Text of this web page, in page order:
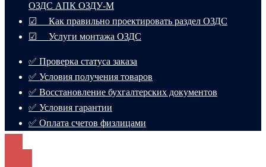
ОЗДС АПК ОЗДУ-М
☑ Как правильно проектировать раздел ОЗДС
☑ Услуги монтажа ОЗДС
✅ Проверка статуса заказа
✅ Условия получения товаров
✅ Восстановление бухгалтерских документов
✅ Условия гарантии
✅ Оплата счетов физлицами